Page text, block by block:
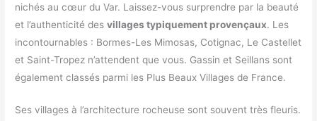
nichés au cœur du Var. Laissez-vous surprendre par la beauté
et l’authenticité desvillages typiquement provençaux. Les
incontournables : Bormes-Les Mimosas, Cotignac, Le Castellet
et Saint-Tropez n’attendent que vous. Gassin et Seillans sont
également classés parmi les Plus Beaux Villages de France.
Ses villages à l’architecture rocheuse sont souvent très fleuris.